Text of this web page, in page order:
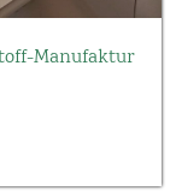
Manufaktur